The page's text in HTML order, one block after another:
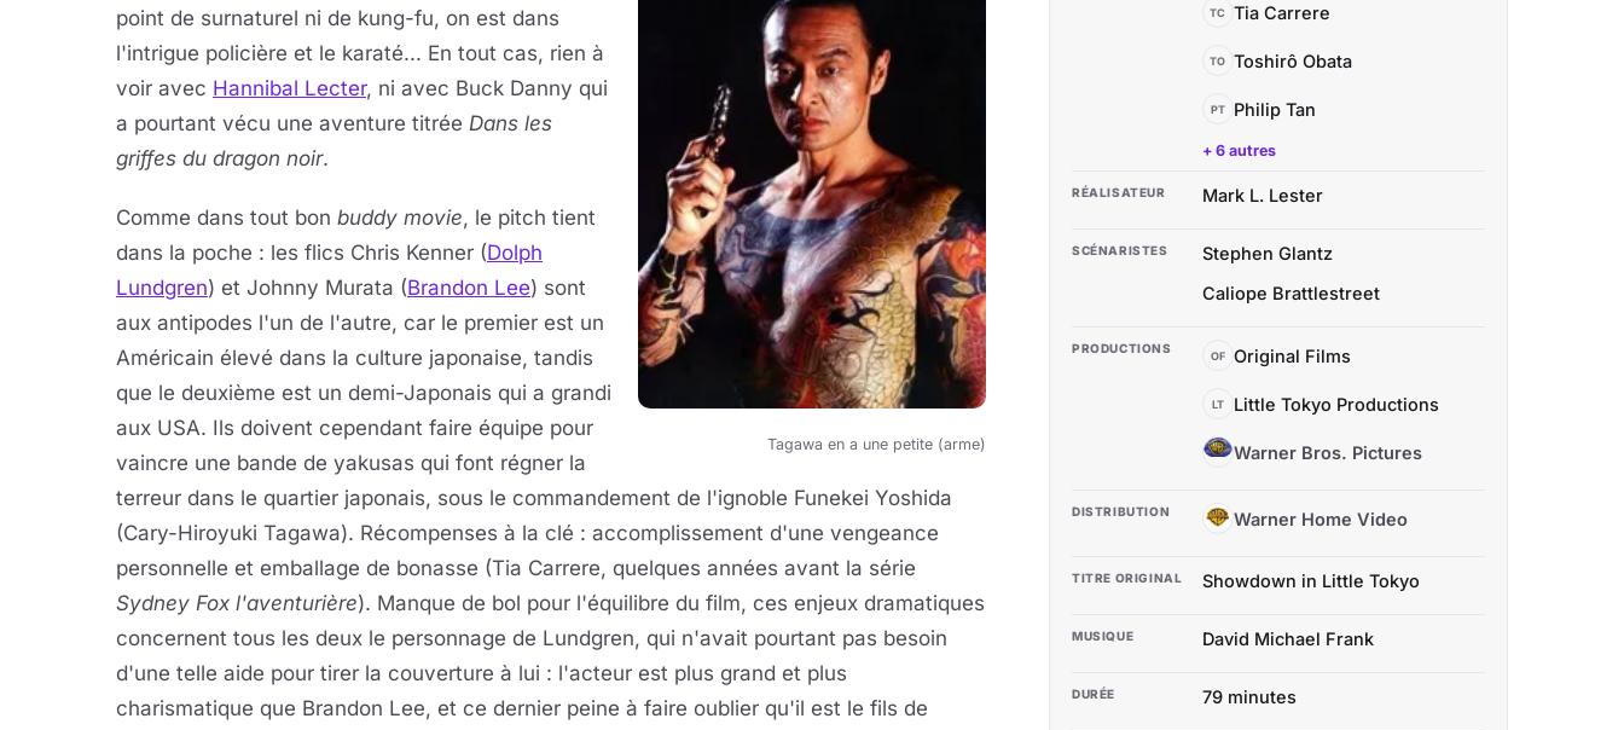
Tagawa en a une petite (arme)
point de surnaturel ni de kung-fu, on est dans
l'intrigue policière et le karaté... En tout cas, rien à
voir avec Hannibal Lecter, ni avec Buck Danny qui
a pourtant vécu une aventure titrée Dans les
griffes du dragon noir.
Comme dans tout bon buddy movie, le pitch tient
dans la poche : les flics Chris Kenner (Dolph
Lundgren) et Johnny Murata (Brandon Lee) sont
aux antipodes l'un de l'autre, car le premier est un
Américain élevé dans la culture japonaise, tandis
que le deuxième est un demi-Japonais qui a grandi
aux USA. Ils doivent cependant faire équipe pour
vaincre une bande de yakusas qui font régner la
terreur dans le quartier japonais, sous le commandement de l'ignoble Funekei Yoshida
(Cary-Hiroyuki Tagawa). Récompenses à la clé : accomplissement d'une vengeance
personnelle et emballage de bonasse (Tia Carrere, quelques années avant la série
Sydney Fox l'aventurière). Manque de bol pour l'équilibre du film, ces enjeux dramatiques
concernent tous les deux le personnage de Lundgren, qui n'avait pourtant pas besoin
d'une telle aide pour tirer la couverture à lui : l'acteur est plus grand et plus
charismatique que Brandon Lee, et ce dernier peine à faire oublier qu'il est le fils de
TC Tia Carrere
TO Toshirô Obata
PT Philip Tan
+ 6 autres
RÉALISATEUR Mark L. Lester
SCÉNARISTES
Stephen Glantz
Caliope Brattlestreet
PRODUCTIONS OF Original Films
LT Little Tokyo Productions
WB Warner Bros. Pictures
DISTRIBUTION WH Warner Home Video
TITRE ORIGINAL Showdown in Little Tokyo
MUSIQUE David Michael Frank
DURÉE 79 minutes